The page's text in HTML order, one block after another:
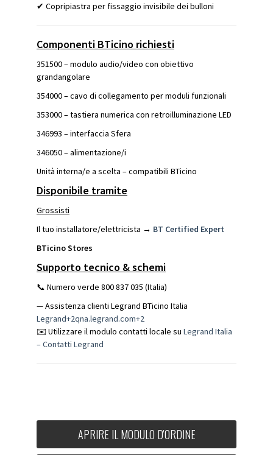
✔ Copripiastra per fissaggio invisibile dei bulloni
Componenti BTicino richiesti
351500 – modulo audio/video con obiettivo
grandangolare
354000 – cavo di collegamento per moduli funzionali
353000 – tastiera numerica con retroilluminazione LED
346993 – interfaccia Sfera
346050 – alimentazione/i
Unità interna/e a scelta – compatibili BTicino
Disponibile tramite
Grossisti
Il tuo installatore/elettricista → BT Certified Expert
BTicino Stores
Supporto tecnico & schemi
📞 Numero verde 800 837 035 (Italia)
— Assistenza clienti Legrand BTicino Italia
Legrand+2qna.legrand.com+2
✉️ Utilizzare il modulo contatti locale su Legrand Italia
– Contatti Legrand
APRIRE IL MODULO D'ORDINE